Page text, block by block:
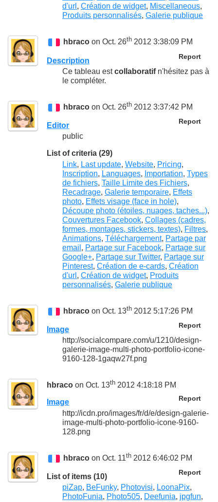
d'url , Création de widget, Miscellaneous,
Produits personnalisés, Galerie publique
hbraco on Oct. 26th 2012 3:38:09 PM
Report
Description
Ce tableau estcollaboratifn'hésitez pas à
le compléter.
hbraco on Oct. 26th 2012 3:37:42 PM
Report
Editor
public
List of criteria (29)
Link, Last update, Website, Pricing,
Inscription, Languages, Importation, Types
de fichiers, Taille Limite des Fichiers,
Recadrage, Galerie temporaire, Effets
photo, Effets visage (face in hole),
Découpe photo (étoiles, nuages, taches...),
Couvertures Facebook, Collages (cadres,
formes, montages, stickers, textes), Filtres,
Animations, Téléchargement, Partage par
email , Partage sur Facebook, Partage sur
Google+, Partage sur Twitter, Partage sur
Pinterest, Création de e-cards, Création
d'url , Création de widget, Produits
personnalisés, Galerie publique
hbraco on Oct. 13th 2012 5:17:26 PM
Report
Image
http://socialcompare.com/u/1210/design-
galerie-image-multi-photo-portfolio-icone-
9160-128-1gaqw27f.png
hbraco on Oct. 13th 2012 4:18:18 PM
Report
Image
http://icdn.pro/images/fr/d/e/design-galerie-
image-multi-photo-portfolio-icone-9160-
128.png
hbraco on Oct. 11th 2012 6:46:02 PM
Report
List of items (10)
piZap, BeFunky, Photovisi, LoonaPix,
PhotoFunia, Photo505, Deefunia, jpgfun,